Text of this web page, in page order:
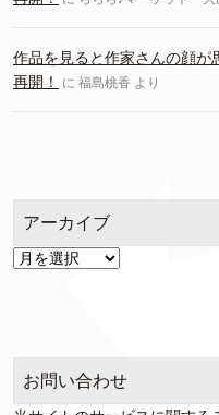
作品を見ると作家さんの顔が
再開！
に 福島桃香 より
アーカイブ
ア
お問い合わせ